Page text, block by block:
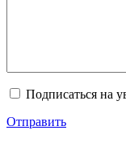
Подписаться на
Отправить